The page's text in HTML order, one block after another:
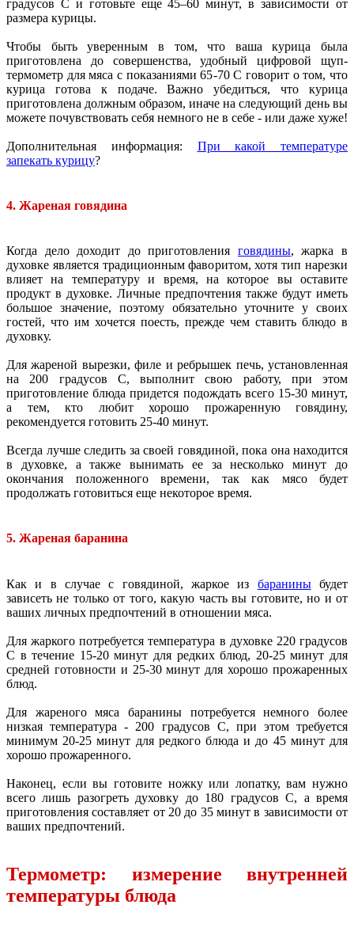
градусов C и готовьте еще 45–60 минут, в зависимости от
размера курицы.
Чтобы быть уверенным в том, что ваша курица была
приготовлена до совершенства, удобный цифровой щуп-
термометр для мяса с показаниями 65-70 C говорит о том, что
курица готова к подаче. Важно убедиться, что курица
приготовлена должным образом, иначе на следующий день вы
можете почувствовать себя немного не в себе - или даже хуже!
Дополнительная информация: При какой температуре
запекать курицу?
4. Жареная говядина
Когда дело доходит до приготовления говядины, жарка в
духовке является традиционным фаворитом, хотя тип нарезки
влияет на температуру и время, на которое вы оставите
продукт в духовке. Личные предпочтения также будут иметь
большое значение, поэтому обязательно уточните у своих
гостей, что им хочется поесть, прежде чем ставить блюдо в
духовку.
Для жареной вырезки, филе и ребрышек печь, установленная
на 200 градусов C, выполнит свою работу, при этом
приготовление блюда придется подождать всего 15-30 минут,
а тем, кто любит хорошо прожаренную говядину,
рекомендуется готовить 25-40 минут.
Всегда лучше следить за своей говядиной, пока она находится
в духовке, а также вынимать ее за несколько минут до
окончания положенного времени, так как мясо будет
продолжать готовиться еще некоторое время.
5. Жареная баранина
Как и в случае с говядиной, жаркое из бараниныбудет
зависеть не только от того, какую часть вы готовите, но и от
ваших личных предпочтений в отношении мяса.
Для жаркого потребуется температура в духовке 220 градусов
C в течение 15-20 минут для редких блюд, 20-25 минут для
средней готовности и 25-30 минут для хорошо прожаренных
блюд.
Для жареного мяса баранины потребуется немного более
низкая температура - 200 градусов C, при этом требуется
минимум 20-25 минут для редкого блюда и до 45 минут для
хорошо прожаренного.
Наконец, если вы готовите ножку или лопатку, вам нужно
всего лишь разогреть духовку до 180 градусов C, а время
приготовления составляет от 20 до 35 минут в зависимости от
ваших предпочтений.
Термометр: измерение внутренней
температуры блюда